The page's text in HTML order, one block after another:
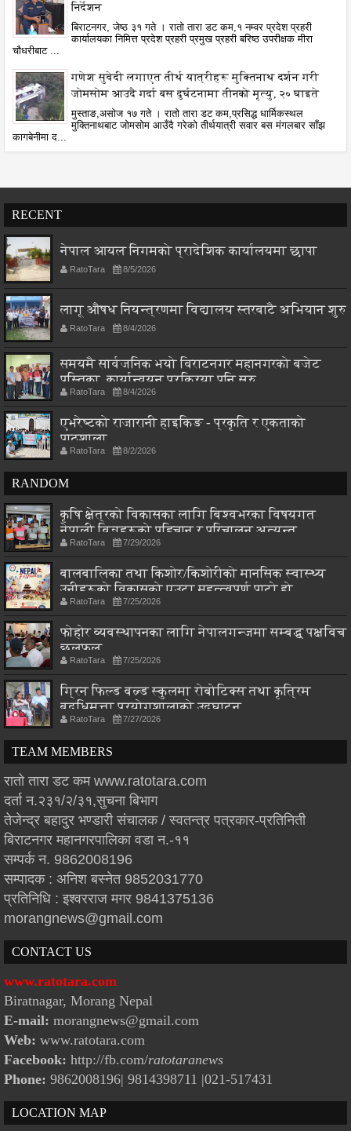
निर्देशन
बिराटनगर, जेष्ठ ३१ गते । रातो तारा डट कम,१ नम्वर प्रदेश प्रहरी
कार्यालयका निमित्त प्रदेश प्रहरी प्रमुख प्रहरी बरिष्ठ उपरीक्षक मीरा
चौधरीबाट ...
गणेश सुवेदी लगाएत तीर्थ यात्रीहरू मुक्तिनाथ दर्शन गरी
जोमसोम आउदै गर्दा बस दुर्घटनामा तीनको मृत्यु, २० घाइते
मुस्ताङ,असोज १७ गते । रातो तारा डट कम,प्रसिद्ध धार्मिकस्थल
मुक्तिनाथबाट जोमसोम आउँदै गरेको तीर्थयात्री सवार बस मंगलबार साँझ
कागबेनीमा द...
RECENT
नेपाल आयल निगमको प्रादेशिक कार्यालयमा छापा
RatoTara 8/5/2026
लागू औषध नियन्त्रणमा विद्यालय स्तरबाटै अभियान शुरु
RatoTara 8/4/2026
समयमै सार्वजनिक भयो विराटनगर महानगरको बजेट
पुस्तिका, कार्यान्वयन प्रक्रिया पनि सुरु
RatoTara 8/4/2026
एभरेष्टको राजारानी हाइकिङ - प्रकृति र एकताको
पाठशाला
RatoTara 8/2/2026
RANDOM
कृषि क्षेत्रको विकासका लागि बिश्वभरका विषयगत
नेपाली विज्ञहरूको पहिचान र परिचालन अत्यन्त
आवश्यक : मन्त्री चौधरी
RatoTara 7/29/2026
बालबालिका तथा किशोर/किशोरीको मानसिक स्वास्थ्य
उनीहरूको विकासको एउटा महत्त्वपूर्ण पाटो हो
RatoTara 7/25/2026
फोहोर व्यवस्थापनका लागि नेपालगन्जमा सम्बद्ध पक्षविच
छलफल
RatoTara 7/25/2026
ग्रिन फिल्ड वल्र्ड स्कुलमा रोबोटिक्स तथा कृत्रिम
बुद्धिमत्ता प्रयोगशालाको उद्घाटन
RatoTara 7/27/2026
TEAM MEMBERS
रातो तारा डट कम www.ratotara.com
दर्ता न.२३१/२/३१,सुचना बिभाग
तेजेन्द्र बहादुर भण्डारी संचालक / स्वतन्त्र पत्रकार-प्रतिनिती
बिराटनगर महानगरपालिका वडा न.-११
सम्पर्क न. 9862008196
सम्पादक : अनिश बस्नेत 9852031770
प्रतिनिधि : इश्वरराज मगर 9841375136
morangnews@gmail.com
CONTACT US
www.ratotara.com
Biratnagar, Morang Nepal
E-mail: morangnews@gmail.com
Web: www.ratotara.com
Facebook: http://fb.com/ratotaranews
Phone: 9862008196| 9814398711 |021-517431
LOCATION MAP